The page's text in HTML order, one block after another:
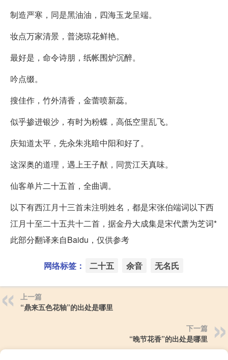
制造严寒，同是黑油油，四海玉龙呈端。
妆点万家清景，普浇琼花鲜艳。
最好是，命令诗朋，纸帐围炉沉醉。
吟点缀。
搜佳作，竹外清香，金蕾喷新蕊。
似乎掺进银沙，有时为粉蝶，高低空里乱飞。
庆知道太平，先汆朱兆暗中阳和好了。
这深奥的道理，遇上王子猷，同赏江天真味。
仙客单片二十五首，全曲调。
以下有西江月十三首未注明姓名，都是宋张伯端词以下西
江月十至二十五共十二首，据金丹大成集是宋代萧为芝词*
此部分翻译来自Baidu，仅供参考
网络标签： 二十五 余音 无名氏
上一篇
“鼎来五色花轴”的出处是哪里
下一篇
“晚节花香”的出处是哪里